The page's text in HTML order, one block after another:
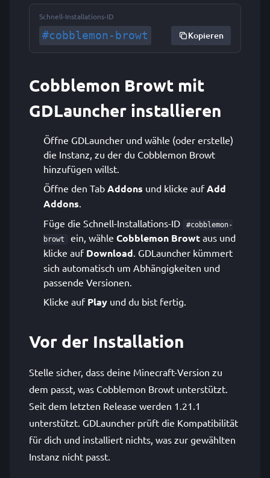
Schnell-Installations-ID
#cobblemon-browt Kopieren
Cobblemon Browt mit
GDLauncher installieren
Öffne GDLauncher und wähle (oder erstelle)
die Instanz, zu der du Cobblemon Browt
hinzufügen willst.
Öffne den Tab Addons und klicke aufAdd
Addons.
Füge die Schnell-Installations-ID
#cobblemon-
browt
ein, wähle Cobblemon Browt aus und
klicke auf Download. GDLauncher kümmert
sich automatisch um Abhängigkeiten und
passende Versionen.
Klicke auf Play und du bist fertig.
Vor der Installation
Stelle sicher, dass deine Minecraft-Version zu
dem passt, was Cobblemon Browt unterstützt.
Seit dem letzten Release werden 1.21.1
unterstützt. GDLauncher prüft die Kompatibilität
für dich und installiert nichts, was zur gewählten
Instanz nicht passt.